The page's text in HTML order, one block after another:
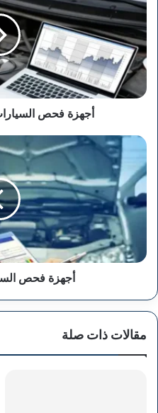
السيارات
فى
المدينة
المنورة
أجهزة فحص
أجهزة
السيارات
فى
الدمام
أجهزة فحص
مقالات ذات صلة